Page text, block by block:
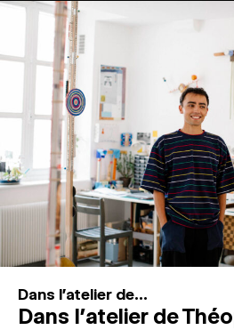
PROGRAMMATION
MAGAZINE
ESPACES DE PRATIQUE
Recherche
Connexion
Dans l'atelier de...
Dans l’atelier de